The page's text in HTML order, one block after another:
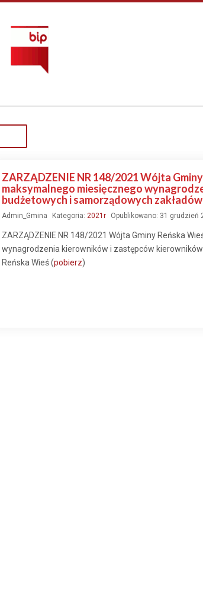
ZARZĄDZENIE NR 148/2021 Wójta
maksymalnego miesięcznego
budżetowych i samorządowych
Admin_Gmina Kategoria: 2021r Opublikowano: 31 grudzień
ZARZĄDZENIE NR 148/2021 Wójta Gminy Reńska
wynagrodzenia kierowników i zastępców
Reńska Wieś (pobierz)